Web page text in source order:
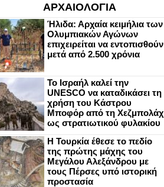
ΑΡΧΑΙΟΛΟΓΙΑ
Ήλιδα: Αρχαία κειμήλια των
Ολυμπιακών Αγώνων
επιχειρείται να εντοπισθούν
μετά από 2.500 χρόνια
Το Ισραήλ καλεί την
UNESCO να καταδικάσει τη
χρήση του Κάστρου
Μποφόρ από τη Χεζμπολάχ
ως στρατιωτικού φυλακίου
Η Τουρκία έθεσε το πεδίο
της πρώτης μάχης του
Μεγάλου Αλεξάνδρου με
τους Πέρσες υπό ιστορική
προστασία